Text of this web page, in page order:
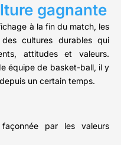
gagnante
à la fin du match, les
cultures durables qui
attitudes et valeurs.
équipe de basket-ball, il y
un certain temps.
par les valeurs